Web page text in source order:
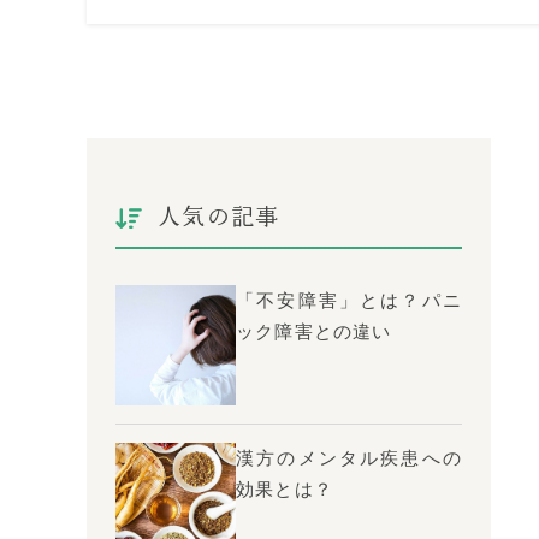
人気の記事
「不安障害」とは？パニ
ック障害との違い
漢方のメンタル疾患への
効果とは？